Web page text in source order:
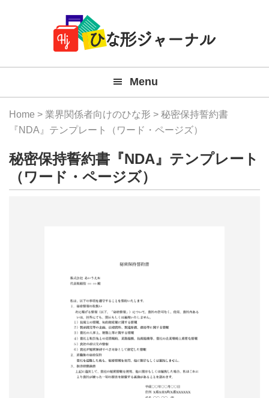
Navigation
料
テ
プ
ー
Menu
Home > 業界関係者向けのひな形 > 秘密保持誓約書
『NDA』テンプレート（ワード・ページズ）
秘密保持誓約書『NDA』テンプレート
（ワード・ページズ）